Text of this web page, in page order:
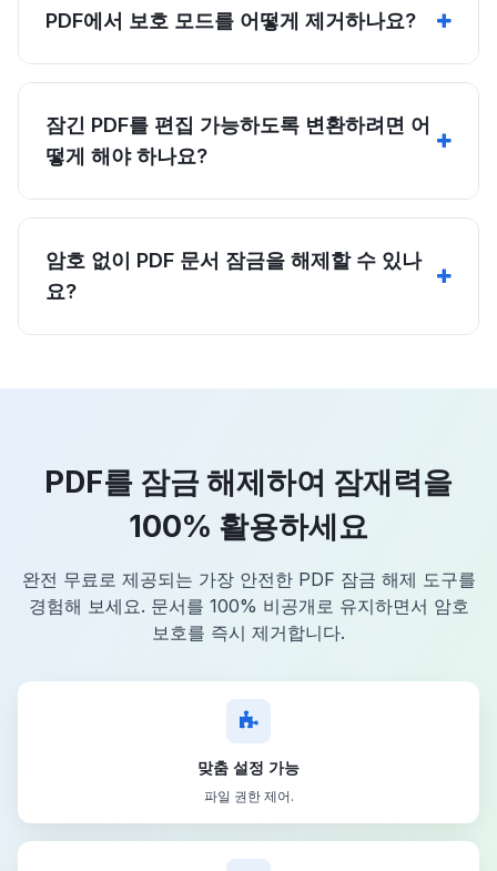
PDF에서 보호 모드를 어떻게 제거하나요?
잠긴 PDF를 편집 가능하도록 변환하려면 어
떻게 해야 하나요?
암호 없이 PDF 문서 잠금을 해제할 수 있나
요?
PDF를 잠금 해제하여 잠재력을
100% 활용하세요
완전 무료로 제공되는 가장 안전한 PDF 잠금 해제 도구를
경험해 보세요. 문서를 100% 비공개로 유지하면서 암호
보호를 즉시 제거합니다.
맞춤 설정 가능
파일 권한 제어.